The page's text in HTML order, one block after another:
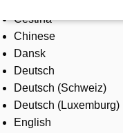
Products & Solutions
Industries
Services
About us
Where to buy
Contact us
Careers
Čeština
Chinese
Dansk
Deutsch
Deutsch (Schweiz)
Deutsch (Luxemburg)
English